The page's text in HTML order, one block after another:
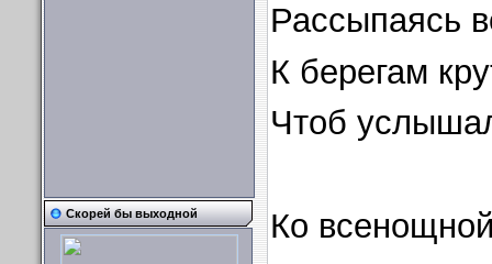
Скорей бы выходной
Рассыпаясь
К берегам
Чтоб
Ко